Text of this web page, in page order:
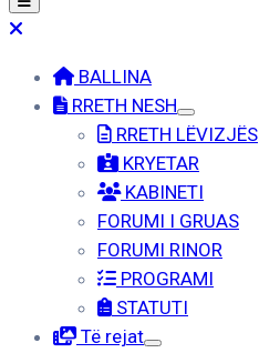
BALLINA
RRETH NESH
RRETH LËVIZJËS
KRYETAR
KABINETI
FORUMI I GRUAS
FORUMI RINOR
PROGRAMI
STATUTI
Të rejat